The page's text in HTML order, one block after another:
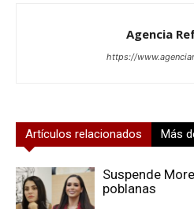
Agencia
https://
Artículos relacionados Más
Suspende
poblanas